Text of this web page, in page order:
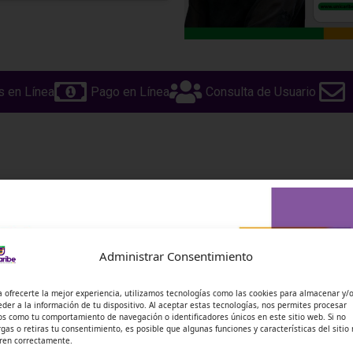
Administrar Consentimiento
ofrecerte la mejor experiencia, utilizamos tecnologías como las cookies para almacenar y/o
a la información de tu dispositivo. Al aceptar estas tecnologías, nos permites procesar
como tu comportamiento de navegación o identificadores únicos en este sitio web. Si no
o retiras tu consentimiento, es posible que algunas funciones y características del sitio
correctamente.
en Línea Pago en Línea Consulta de Usuario
su
y
Alianza entre
impulsa la autonomía
financiera y el
empresarial en